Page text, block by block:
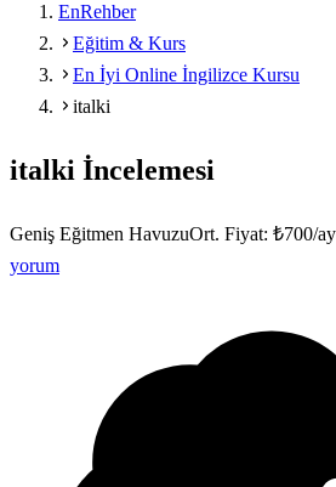
EnRehber
Eğitim & Kurs
En İyi Online İngilizce Kursu
italki
italki İncelemesi
Geniş Eğitmen HavuzuOrt. Fiyat: ₺700/
yorum